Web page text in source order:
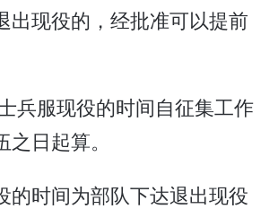
出现役的，经批准可以提前
兵服现役的时间自征集工作
日起算。
的时间为部队下达退出现役